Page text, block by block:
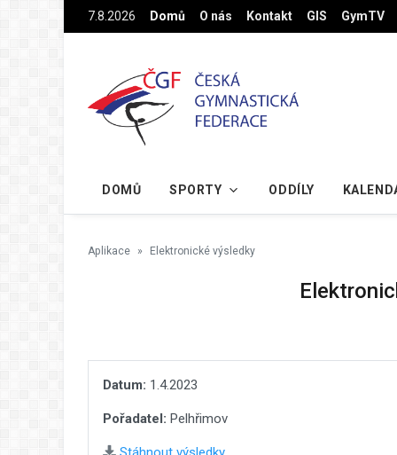
Na hlavní obsah7.8.2026 Domů O nás Kontakt GIS GymTV
DOMŮ SPORTY ODDÍLY
Aplikace Elektronické výsledky
Datum: 1.4.2023
Pořadatel: Pelhřimov